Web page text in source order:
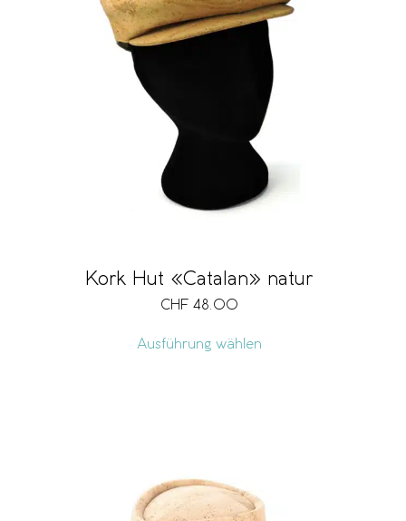
Kork Hut «Catalan» natur
CHF 48.00
Ausführung wählen